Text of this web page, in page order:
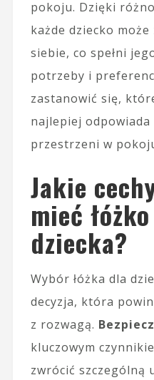
pokoju. Dzięki
każde dziecko może
siebie, co spełni
potrzeby i
zastanowić się,
najlepiej
przestrzeni w
Jakie
mieć
dziecka?
Wybór łóżka dla
decyzja, która
z rozwagą.
kluczowym
zwrócić szczególną